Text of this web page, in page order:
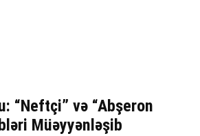
“Neftçi” və “Abşeron
Müəyyənləşib